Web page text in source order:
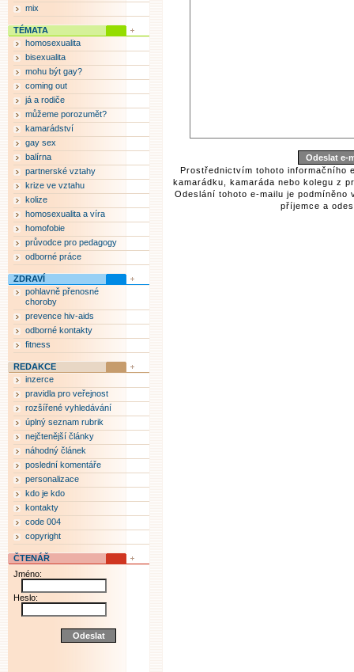
Prostřednictvím tohoto informačního
kamarádku, kamaráda nebo kolegu z
Odeslání tohoto e-mailu je podmíněno
příjemce a
mix
TÉMATA
homosexualita
bisexualita
mohu být gay?
coming out
já a rodiče
můžeme porozumět?
kamarádství
gay sex
balírna
partnerské vztahy
krize ve vztahu
kolize
homosexualita a víra
homofobie
průvodce pro pedagogy
odborné práce
ZDRAVÍ
pohlavně přenosné
choroby
prevence hiv-aids
odborné kontakty
fitness
REDAKCE
inzerce
pravidla pro veřejnost
rozšířené vyhledávání
úplný seznam rubrik
nejčtenější články
náhodný článek
poslední komentáře
personalizace
kdo je kdo
kontakty
code 004
copyright
ČTENÁŘ
Jméno:
Heslo: